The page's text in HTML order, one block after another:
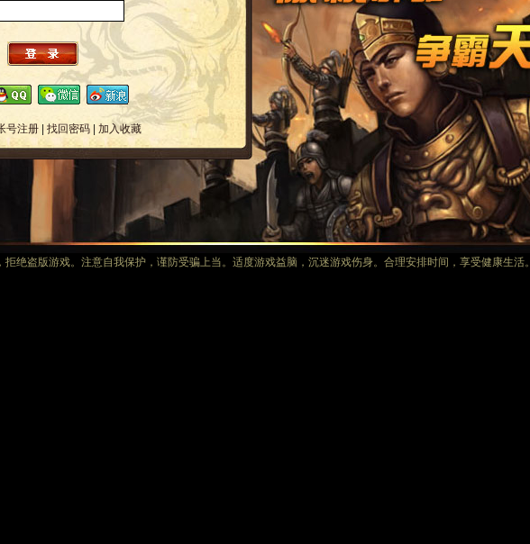
号注册 找回密码 加入收藏
拒绝盗版游戏。注意自我保护，谨防受骗上当。适度游戏益脑，沉迷游戏伤身。合理安排时间，享受健康生活。